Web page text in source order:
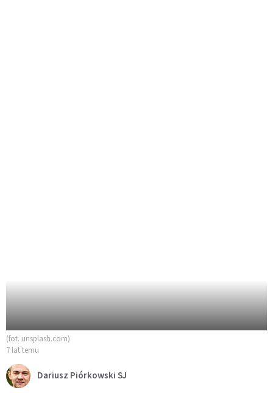
(fot. unsplash.com)
7 lat temu
Dariusz Piórkowski SJ